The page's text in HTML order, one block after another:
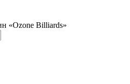
«Ozone Billiards»